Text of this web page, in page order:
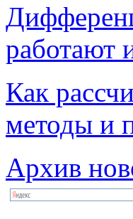
работают
Как
методы и
Архив